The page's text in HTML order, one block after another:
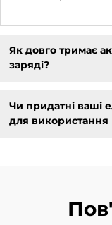
Як довго тримає
заряді?
Чи придатні ваші
для використання